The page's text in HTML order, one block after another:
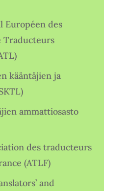
Européen des
Traducteurs
kääntäjien ja
ammattiosasto
des traducteurs
(ATLF)
and